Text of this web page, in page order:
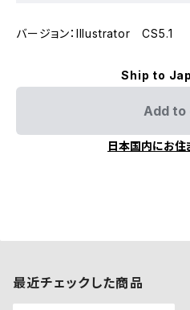
バージョン：Illustrator CS5.1
Ship to
Add to
日本国内にお住
最近チェックした商品